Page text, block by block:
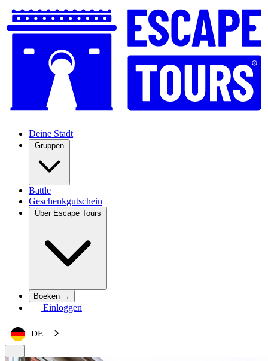
Deine Stadt
Gruppen
Battle
Geschenkgutschein
Über Escape Tours
Boeken →
Einloggen
DE